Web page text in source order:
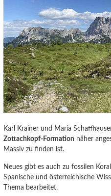
Karl Krainer und Maria
Zottachkopf-Formation näher
Massiv zu finden ist.
Neues gibt es auch zu fossilen
Spanische und österreichische
Thema bearbeitet.